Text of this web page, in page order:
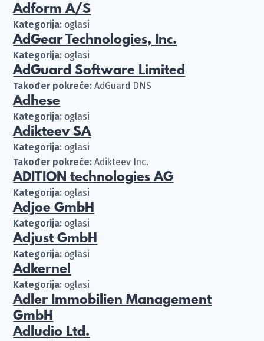
Adform A/S
Kategorija: oglasi
AdGear Technologies, Inc.
Kategorija: oglasi
AdGuard Software Limited
Također pokreće: AdGuard DNS
Adhese
Kategorija: oglasi
Adikteev SA
Kategorija: oglasi
Također pokreće: Adikteev Inc.
ADITION technologies AG
Kategorija: oglasi
Adjoe GmbH
Kategorija: oglasi
Adjust GmbH
Kategorija: oglasi
Adkernel
Kategorija: oglasi
Adler Immobilien Management
GmbH
Adludio Ltd.